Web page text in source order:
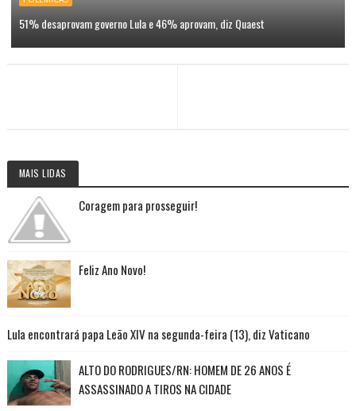
51% desaprovam governo Lula e 46% aprovam, diz Quaest
MAIS LIDAS
Coragem para prosseguir!
Feliz Ano Novo!
Lula encontrará papa Leão XIV na segunda-feira (13), diz Vaticano
ALTO DO RODRIGUES/RN: HOMEM DE 26 ANOS É
ASSASSINADO A TIROS NA CIDADE